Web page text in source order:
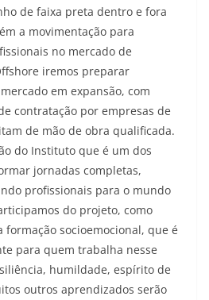
de faixa preta dentro e fora
a movimentação para
no mercado de
iremos preparar
em expansão, com
contratação por empresas de
de mão de obra qualificada.
do Instituto que é um dos
jornadas completas,
profissionais para o mundo
do projeto, como
socioemocional, que é
para quem trabalha nesse
humildade, espírito de
outros aprendizados serão